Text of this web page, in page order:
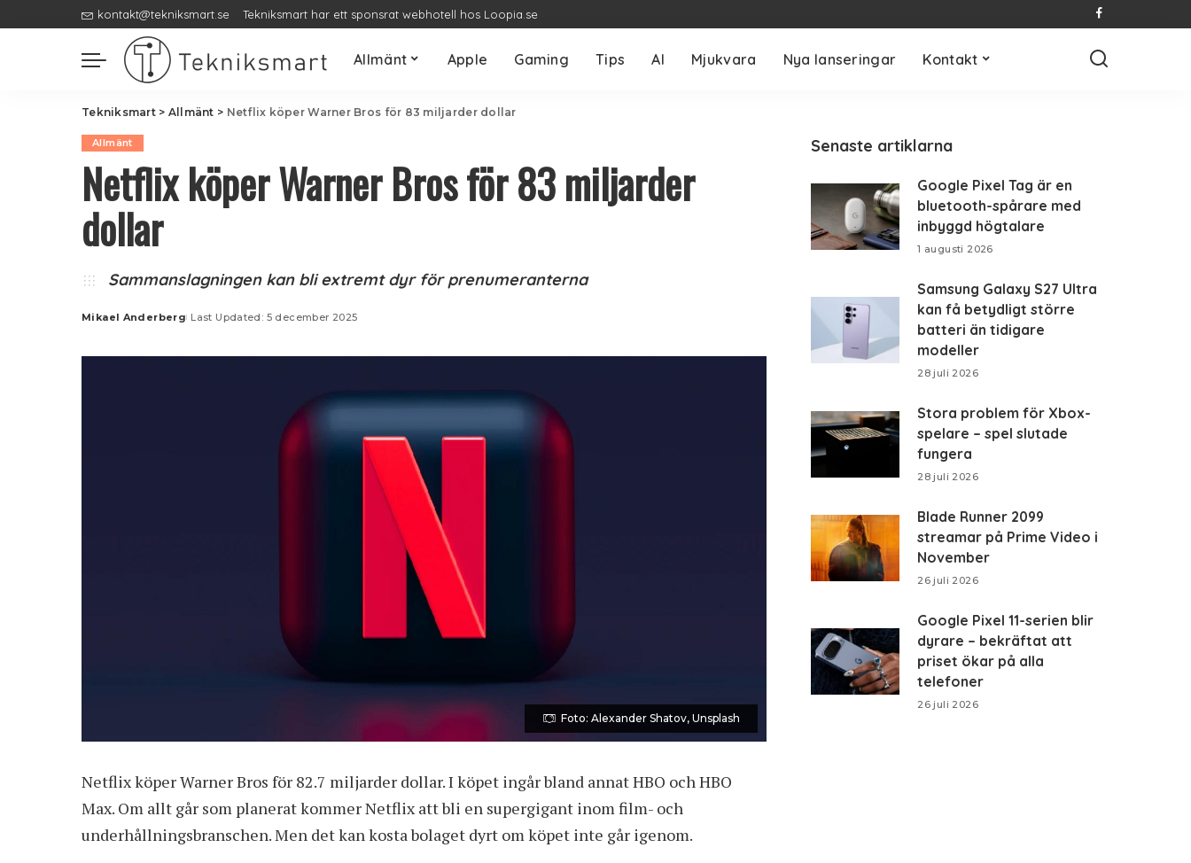
kontakt@tekniksmart.se Tekniksmart har ett sponsrat webhotell hos Loopia.se
Allmänt Apple Gaming Tips AI Mjukvara Nya lanseringar Kontakt
Tekniksmart> Allmänt > Netflix köper Warner Bros för 83 miljarder dollar
Allmänt
Netflix köper Warner Bros för 83 miljarder
dollar
Sammanslagningen kan bli extremt dyr för prenumeranterna
Posted
Mikael Anderberg Last Updated: 5 december 2025
Foto: Alexander Shatov, Unsplash
Netflix köper Warner Bros för 82.7 miljarder dollar. I köpet ingår bland annat HBO och HBO
Max. Om allt går som planerat kommer Netflix att bli en supergigant inom film- och
underhållningsbranschen. Men det kan kosta bolaget dyrt om köpet inte går igenom.
Senaste artiklarna
Google Pixel Tag är en
bluetooth-spårare med
inbyggd högtalare
1 augusti 2026
Samsung Galaxy S27 Ultra
kan få betydligt större
batteri än tidigare
modeller
28 juli 2026
Stora problem för Xbox-
spelare – spel slutade
fungera
28 juli 2026
Blade Runner 2099
streamar på Prime Video i
November
26 juli 2026
Google Pixel 11-serien blir
dyrare – bekräftat att
priset ökar på alla
telefoner
26 juli 2026